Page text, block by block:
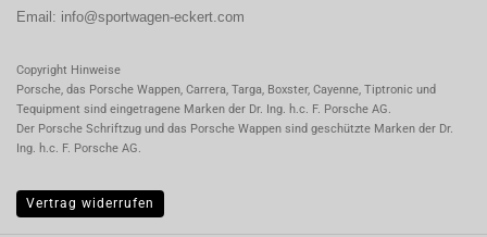
Email: info@sportwagen-eckert.com
Copyright Hinweise
Porsche, das Porsche Wappen, Carrera, Targa, Boxster, Cayenne, Tiptronic und
Tequipment sind eingetragene Marken der Dr. Ing. h.c. F. Porsche AG.
Der Porsche Schriftzug und das Porsche Wappen sind geschützte Marken der Dr.
Ing. h.c. F. Porsche AG.
Vertrag widerrufen